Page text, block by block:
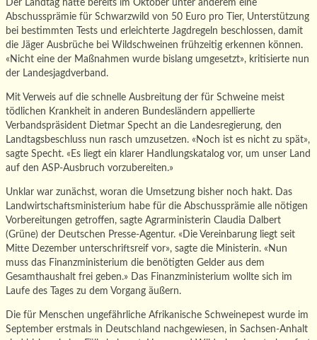
Der Landtag hatte bereits im Oktober unter anderem eine
Abschussprämie für Schwarzwild von 50 Euro pro Tier, Unterstützung
bei bestimmten Tests und erleichterte Jagdregeln beschlossen, damit
die Jäger Ausbrüche bei Wildschweinen frühzeitig erkennen können.
«Nicht eine der Maßnahmen wurde bislang umgesetzt», kritisierte nun
der Landesjagdverband.
Mit Verweis auf die schnelle Ausbreitung der für Schweine meist
tödlichen Krankheit in anderen Bundesländern appellierte
Verbandspräsident Dietmar Specht an die Landesregierung, den
Landtagsbeschluss nun rasch umzusetzen. «Noch ist es nicht zu spät»,
sagte Specht. «Es liegt ein klarer Handlungskatalog vor, um unser Land
auf den ASP-Ausbruch vorzubereiten.»
Unklar war zunächst, woran die Umsetzung bisher noch hakt. Das
Landwirtschaftsministerium habe für die Abschussprämie alle nötigen
Vorbereitungen getroffen, sagte Agrarministerin Claudia Dalbert
(Grüne) der Deutschen Presse-Agentur. «Die Vereinbarung liegt seit
Mitte Dezember unterschriftsreif vor», sagte die Ministerin. «Nun
muss das Finanzministerium die benötigten Gelder aus dem
Gesamthaushalt frei geben.» Das Finanzministerium wollte sich im
Laufe des Tages zu dem Vorgang äußern.
Die für Menschen ungefährliche Afrikanische Schweinepest wurde im
September erstmals in Deutschland nachgewiesen, in Sachsen-Anhalt